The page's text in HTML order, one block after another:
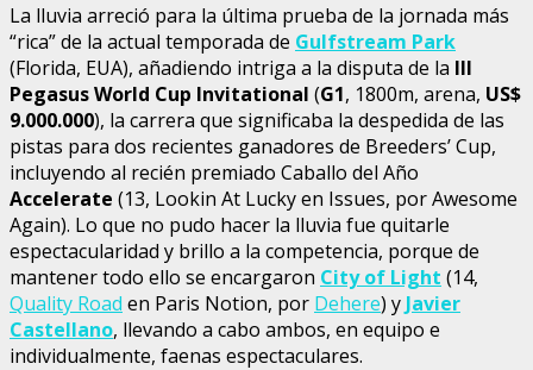
La lluvia arreció para la última prueba de la jornada más
“rica” de la actual temporada de Gulfstream Park
(Florida, EUA), añadiendo intriga a la disputa de la III
Pegasus World Cup Invitational (G1, 1800m, arena, US$
9.000.000), la carrera que significaba la despedida de las
pistas para dos recientes ganadores de Breeders’ Cup,
incluyendo al recién premiado Caballo del Año
Accelerate (13, Lookin At Lucky en Issues, por Awesome
Again). Lo que no pudo hacer la lluvia fue quitarle
espectacularidad y brillo a la competencia, porque de
mantener todo ello se encargaron City of Light (14,
Quality Road en Paris Notion, por Dehere) y Javier
Castellano, llevando a cabo ambos, en equipo e
individualmente, faenas espectaculares.